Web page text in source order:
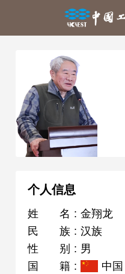
个人信息
姓名 : 金翔龙
民族 : 汉族
性别 : 男
国籍 :
中国